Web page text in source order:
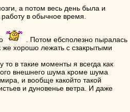
а потом весь день была и
в обычное время.
. Потом ебсполезно пыралась
же хорошо лежать с сзакрытыми
то в такие моменты я всегда как
внешнего шума кроме шума
и вообще какойто такой
и дуновенье ветра. И даже